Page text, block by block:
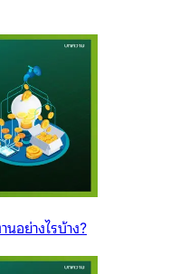
อย่างไรบ้าง?